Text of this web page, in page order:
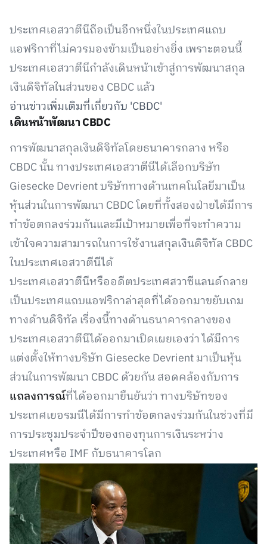
ประเทศเอสวาตีนีถือเป็นอีกหนึ่งในประเทศแถบ
แอฟริกาที่ไม่ควรมองข้ามเป็นอย่างยิ่ง เพราะตอนนี้
ประเทศเอสวาตีนีกำลังเดินหน้าเข้าสู่การพัฒนาสกุล
เงินดิจิทัลในส่วนของ CBDC แล้ว
อ่านข่าวเพิ่มเติมที่เกี่ยวกับ 'CBDC'
เดินหน้าพัฒนา CBDC
การพัฒนาสกุลเงินดิจิทัลโดยธนาคารกลาง หรือ
CBDC นั้น ทางประเทศเอสวาตีนีได้เลือกบริษัท
Giesecke Devrient บริษัททางด้านเทคโนโลยีมาเป็น
หุ้นส่วนในการพัฒนา CBDC โดยที่ทั้งสองฝ่ายได้มีการ
ทำข้อตกลงร่วมกันและมีเป้าหมายเพื่อที่จะทำความ
เข้าใจความสามารถในการใช้งานสกุลเงินดิจิทัล CBDC
ในประเทศเอสวาตีนีได้
ประเทศเอสวาตีนีหรืออดีตประเทศสวาซีแลนด์กลาย
เป็นประเทศแถบแอฟริกาล่าสุดที่ได้ออกมาขยับเกม
ทางด้านดิจิทัล เรื่องนี้ทางด้านธนาคารกลางของ
ประเทศเอสวาตีนีได้ออกมาเปิดเผยเองว่า ได้มีการ
แต่งตั้งให้ทางบริษัท Giesecke Devrient มาเป็นหุ้น
ส่วนในการพัฒนา CBDC ด้วยกัน สอดคล้องกับการ
แถลงการณ์ที่ได้ออกมายืนยันว่า ทางบริษัทของ
ประเทศเยอรมนีได้มีการทำข้อตกลงร่วมกันในช่วงที่มี
การประชุมประจำปีของกองทุนการเงินระหว่าง
ประเทศหรือ IMF กับธนาคารโลก